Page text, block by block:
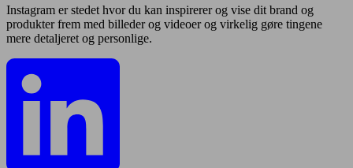
Instagram er stedet hvor du kan inspirerer og vise dit brand og
produkter frem med billeder og videoer og virkelig gøre tingene
mere detaljeret og personlige.